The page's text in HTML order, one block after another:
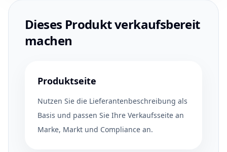
Dieses Produkt verkaufsbereit
machen
Produktseite
Nutzen Sie die Lieferantenbeschreibung als
Basis und passen Sie Ihre Verkaufsseite an
Marke, Markt und Compliance an.